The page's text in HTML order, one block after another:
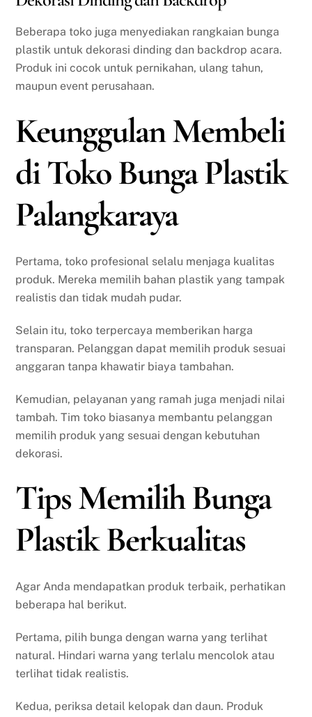
Beberapa toko juga menyediakan rangkaian bunga
plastik untuk dekorasi dinding dan backdrop acara.
Produk ini cocok untuk pernikahan, ulang tahun,
maupun event perusahaan.
Keunggulan Membeli
di Toko Bunga Plastik
Palangkaraya
Pertama, toko profesional selalu menjaga kualitas
produk. Mereka memilih bahan plastik yang tampak
realistis dan tidak mudah pudar.
Selain itu, toko terpercaya memberikan harga
transparan. Pelanggan dapat memilih produk sesuai
anggaran tanpa khawatir biaya tambahan.
Kemudian, pelayanan yang ramah juga menjadi nilai
tambah. Tim toko biasanya membantu pelanggan
memilih produk yang sesuai dengan kebutuhan
dekorasi.
Tips Memilih Bunga
Plastik Berkualitas
Agar Anda mendapatkan produk terbaik, perhatikan
beberapa hal berikut.
Pertama, pilih bunga dengan warna yang terlihat
natural. Hindari warna yang terlalu mencolok atau
terlihat tidak realistis.
Kedua, periksa detail kelopak dan daun. Produk